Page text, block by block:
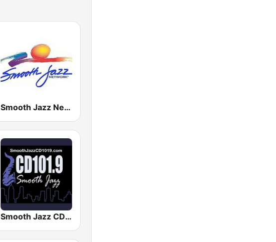
Smooth Jazz Network
Smooth Jazz CD 101.9 FM